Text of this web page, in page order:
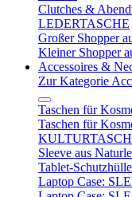
Clutches &
LEDERTASCHE
Großer Shopper
Kleiner Shopper
Accessoires &
Zur Kategorie
Taschen für
Taschen für
Sleeve aus
Tablet-
Laptop Case: